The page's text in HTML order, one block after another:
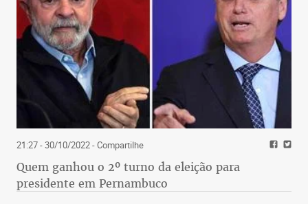
21:27 - 30/10/2022- Compartilhe
Quem ganhou o 2º turno da eleição para
presidente em Pernambuco